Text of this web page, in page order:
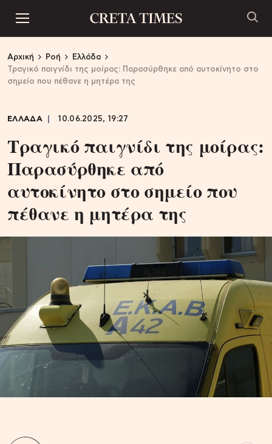
Αρχική Ροή
Ελλάδα
Τραγικό παιγνίδι της μοίρας: Παρασύρθηκε από αυτοκίνητο στο
σημείο που πέθανε η μητέρα της
ΕΛΛΑΔΑ 10.06.2025, 19:27
Τραγικό παιγνίδι της μοίρας:
Παρασύρθηκε από
αυτοκίνητο στο σημείο που
πέθανε η μητέρα της